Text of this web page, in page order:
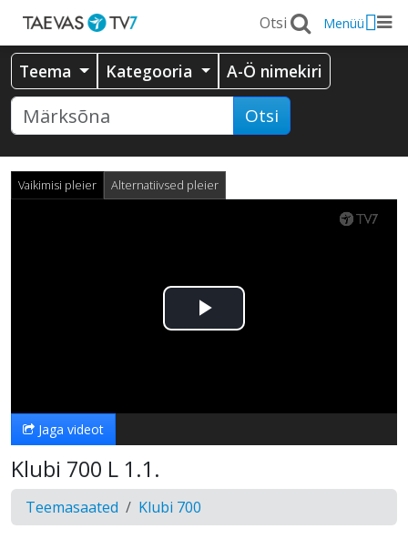
Menüü
Teema Kategooria A-Ö nimekiri
Otsi
Vaikimisi pleier Alternatiivsed pleier
Esita
Jaga videot
Klubi 700 L 1.1.
Teemasaated Klubi 700